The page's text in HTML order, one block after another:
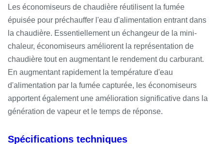
Les économiseurs de chaudière réutilisent la fumée
épuisée pour préchauffer l'eau d'alimentation entrant dans
la chaudière. Essentiellement un échangeur de la mini-
chaleur, économiseurs améliorent la représentation de
chaudière tout en augmentant le rendement du carburant.
En augmentant rapidement la température d'eau
d'alimentation par la fumée capturée, les économiseurs
apportent également une amélioration significative dans la
génération de vapeur et le temps de réponse.
Spécifications techniques